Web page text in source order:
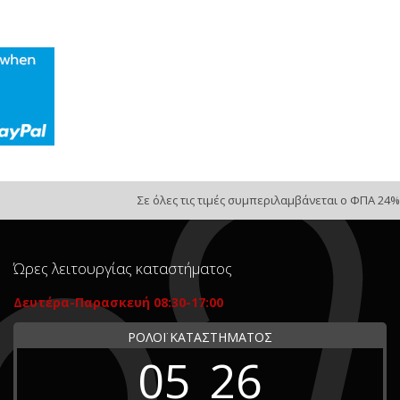
Σε όλες τις τιμές συμπεριλαμβάνεται ο ΦΠΑ 24%
Ώρες λειτουργίας καταστήματος
Δευτέρα-Παρασκευή 08:30-17:00
ΡΟΛΟΪ ΚΑΤΑΣΤΗΜΑΤΟΣ
05 26